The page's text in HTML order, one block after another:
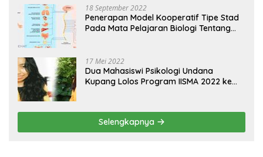
18 September 2022
Penerapan Model Kooperatif Tipe Stad
Pada Mata Pelajaran Biologi Tentang
17 Mei 2022
Dua Mahasiswi Psikologi Undana
Kupang Lolos Program IISMA 2022 ke
Selengkapnya